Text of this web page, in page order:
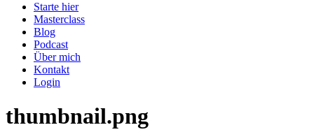
Starte hier
Masterclass
Blog
Podcast
Über mich
Kontakt
Login
thumbnail.png